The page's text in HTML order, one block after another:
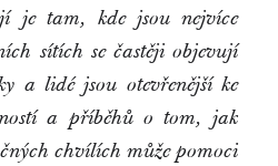
je tam, kde jsou nejvíce
sítích se častěji objevují
a lidé jsou otevřenější ke
a příběhů o tom, jak
chvílích může pomoci